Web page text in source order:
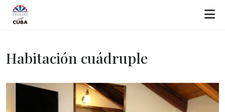
Habitación cuádruple